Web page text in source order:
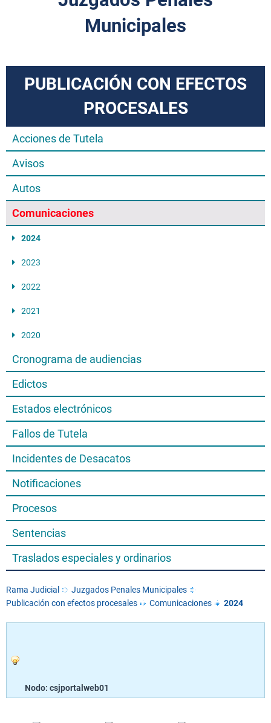
Municipales
PUBLICACIÓN CON EFECTOS
PROCESALES
Acciones de Tutela
Avisos
Autos
Comunicaciones
2024
2023
2022
2021
2020
Cronograma de audiencias
Edictos
Estados electrónicos
Fallos de Tutela
Incidentes de Desacatos
Notificaciones
Procesos
Sentencias
Traslados especiales y ordinarios
Rama Judicial
Juzgados Penales Municipales
Publicación con efectos procesales
Comunicaciones 2024
Nodo: csjportalweb01